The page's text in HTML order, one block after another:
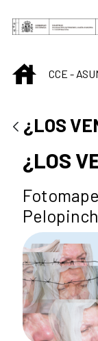
Saut au
INICIO
CCE -
¿LOS
¿LOS